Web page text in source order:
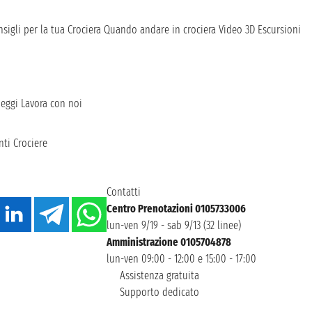
per la tua Crociera Quando andare in crociera Video 3D Escursioni
Lavora con noi
Crociere
Contatti
Centro Prenotazioni 0105733006
lun-ven 9/19 - sab 9/13 (32 linee)
Amministrazione 0105704878
lun-ven 09:00 - 12:00 e 15:00 - 17:00
Assistenza gratuita
Supporto dedicato